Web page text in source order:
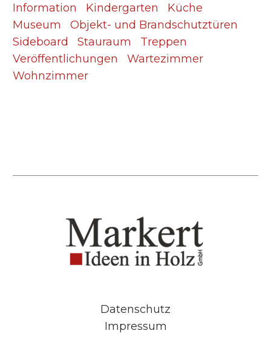
Information
Kindergarten
Küche
Museum
Objekt- und Brandschutztüren
Sideboard
Stauraum
Treppen
Veröffentlichungen
Wartezimmer
Wohnzimmer
Datenschutz
Impressum